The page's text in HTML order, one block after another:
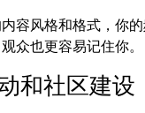
容风格和格式，你
众也更容易记住你。
和社区建设